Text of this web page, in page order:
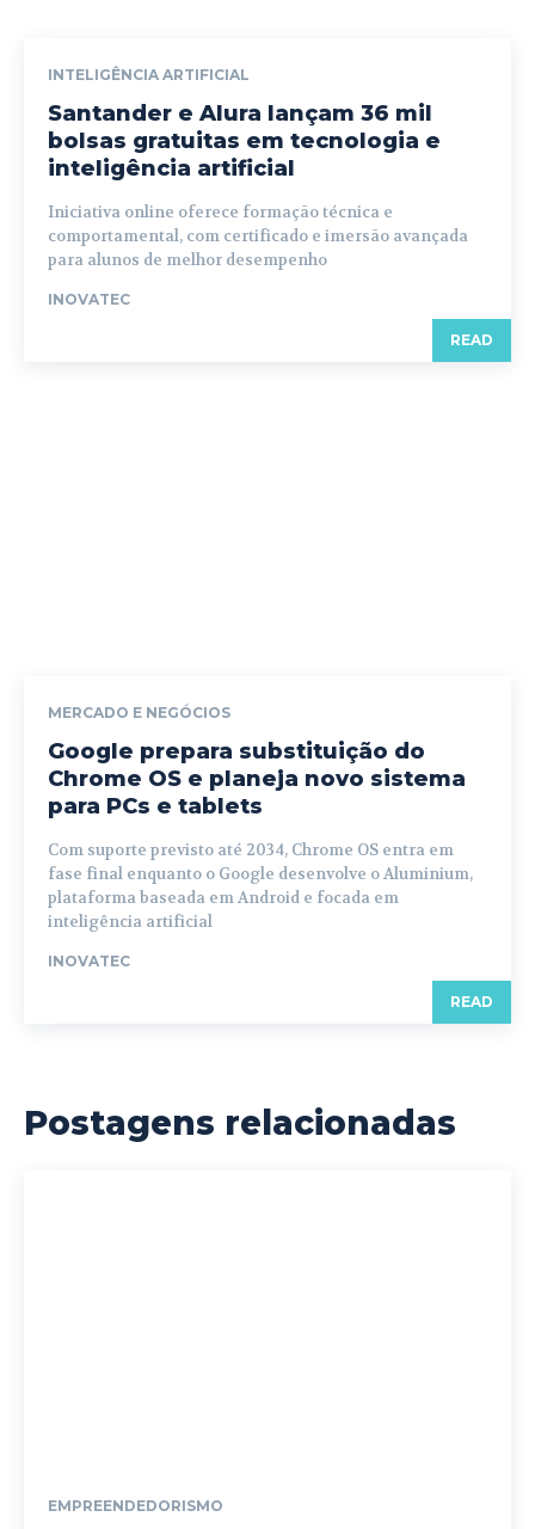
INTELIGÊNCIA ARTIFICIAL
Santander e Alura lançam 36 mil
bolsas gratuitas em tecnologia e
inteligência artificial
Iniciativa online oferece formação técnica e
comportamental, com certificado e imersão avançada
para alunos de melhor desempenho
INOVATEC
READ
MERCADO E NEGÓCIOS
Google prepara substituição do
Chrome OS e planeja novo sistema
para PCs e tablets
Com suporte previsto até 2034, Chrome OS entra em
fase final enquanto o Google desenvolve o Aluminium,
plataforma baseada em Android e focada em
inteligência artificial
INOVATEC
READ
Postagens relacionadas
EMPREENDEDORISMO